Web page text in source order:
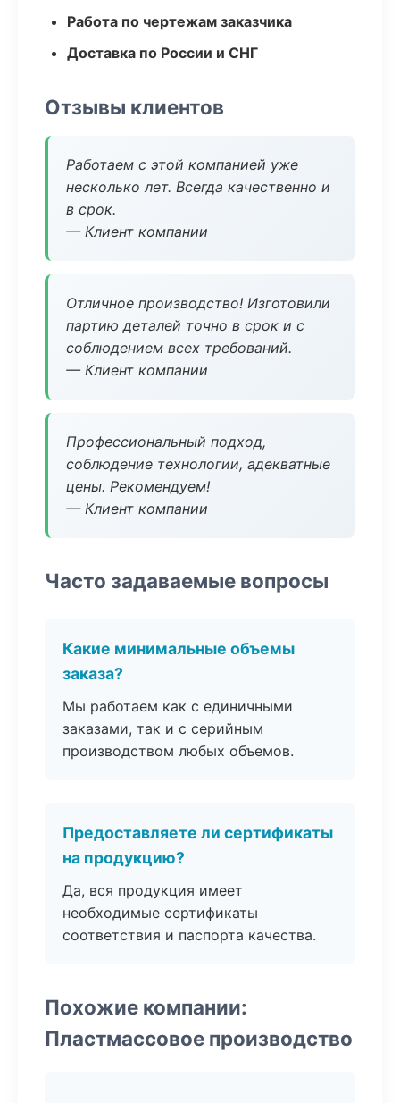
Работа по чертежам заказчика
Доставка по России и СНГ
Отзывы клиентов
Работаем с этой компанией уже
несколько лет. Всегда качественно и
в срок.
— Клиент компании
Отличное производство! Изготовили
партию деталей точно в срок и с
соблюдением всех требований.
— Клиент компании
Профессиональный подход,
соблюдение технологии, адекватные
цены. Рекомендуем!
— Клиент компании
Часто задаваемые вопросы
Какие минимальные объемы
заказа?
Мы работаем как с единичными
заказами, так и с серийным
производством любых объемов.
Предоставляете ли сертификаты
на продукцию?
Да, вся продукция имеет
необходимые сертификаты
соответствия и паспорта качества.
Похожие компании:
Пластмассовое производство